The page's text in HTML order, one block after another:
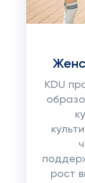
KDU
рост